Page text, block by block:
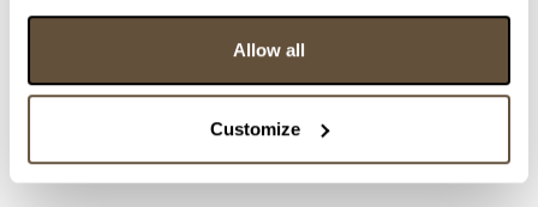
Allow all
Customize
Zpět na aukční výsledky
Chcete prodat obraz od stejného autora?
> Zobrazit informaci jak prodat obraz v aukci